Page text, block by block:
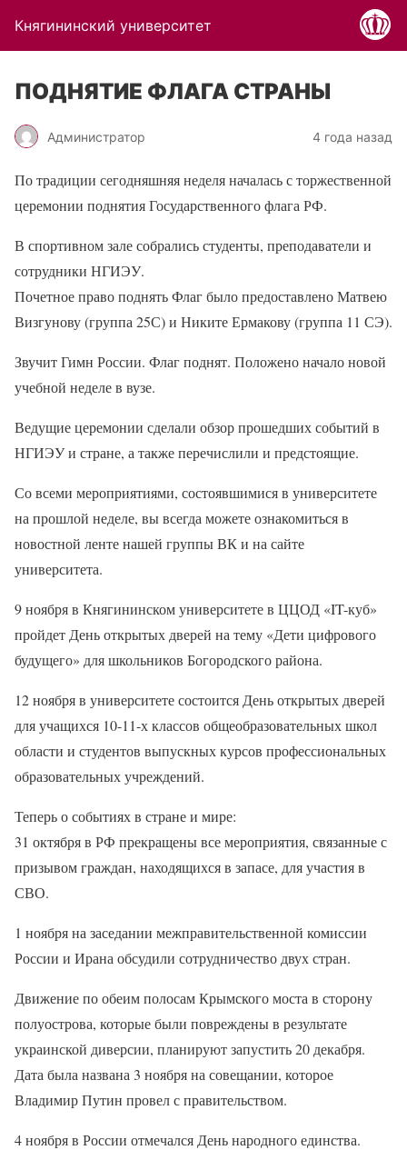
Княгининский университет
ПОДНЯТИЕ ФЛАГА СТРАНЫ
Администратор 4 года назад
По традиции сегодняшняя неделя началась с торжественной
церемонии поднятия Государственного флага РФ.
В спортивном зале собрались студенты, преподаватели и
сотрудники НГИЭУ.
Почетное право поднять Флаг было предоставлено Матвею
Визгунову (группа 25С) и Никите Ермакову (группа 11 СЭ).
Звучит Гимн России. Флаг поднят. Положено начало новой
учебной неделе в вузе.
Ведущие церемонии сделали обзор прошедших событий в
НГИЭУ и стране, а также перечислили и предстоящие.
Со всеми мероприятиями, состоявшимися в университете
на прошлой неделе, вы всегда можете ознакомиться в
новостной ленте нашей группы ВК и на сайте
университета.
9 ноября в Княгининском университете в ЦЦОД «IT-куб»
пройдет День открытых дверей на тему «Дети цифрового
будущего» для школьников Богородского района.
12 ноября в университете состоится День открытых дверей
для учащихся 10-11-х классов общеобразовательных школ
области и студентов выпускных курсов профессиональных
образовательных учреждений.
Теперь о событиях в стране и мире:
31 октября в РФ прекращены все мероприятия, связанные с
призывом граждан, находящихся в запасе, для участия в
СВО.
1 ноября на заседании межправительственной комиссии
России и Ирана обсудили сотрудничество двух стран.
Движение по обеим полосам Крымского моста в сторону
полуострова, которые были повреждены в результате
украинской диверсии, планируют запустить 20 декабря.
Дата была названа 3 ноября на совещании, которое
Владимир Путин провел с правительством.
4 ноября в России отмечался День народного единства.